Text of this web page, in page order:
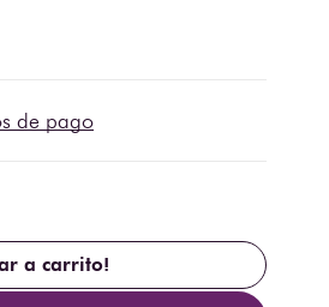
de pago
a carrito!